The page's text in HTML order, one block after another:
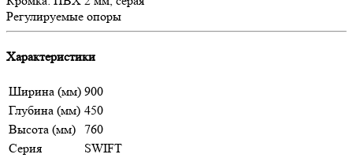
Регулируемые опоры
Характеристики
Ширина (мм) 900
Глубина (мм) 450
Высота (мм) 760
Серия
SWIFT